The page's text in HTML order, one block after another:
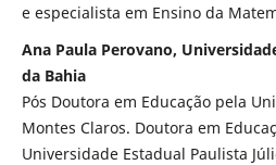
e especialista em Ensino da
Ana Paula Perovano,
da Bahia
Pós Doutora em Educação pela
Montes Claros. Doutora em
Universidade Estadual Paulista